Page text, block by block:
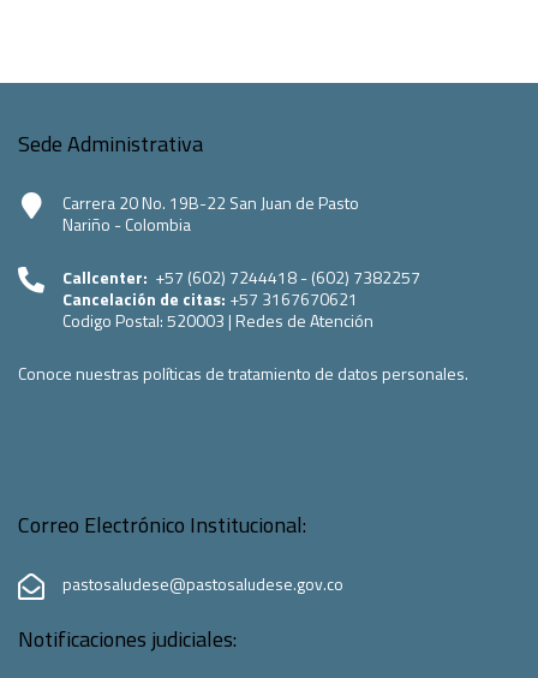
Sede Administrativa
Carrera 20 No. 19B-22 San Juan de Pasto
Nariño - Colombia
Callcenter: +57 (602) 7244418 - (602) 7382257
Cancelación de citas: +57 3167670621
Codigo Postal:520003 | Redes de Atención
Conoce nuestras políticas de tratamiento de datos personales.
Correo Electrónico Institucional:
pastosaludese@pastosaludese.gov.co
Notificaciones judiciales: